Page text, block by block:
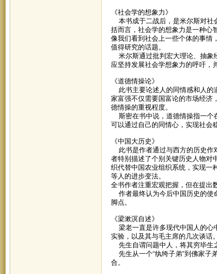
《社会学的想象力》
本书成于二战后，是米尔斯对社
括而言，社会学的想象力是一种心
像我们看到社会上一些个体的事情
值得研究的话题。
米尔斯通过批判宏大理论、抽象
应坚持发展社会学想象力的呼吁，
《道德情操论》
此书主要论述人的同情感和人的
家富强不仅需要国富论的市场经济
德情操的重视程度。
斯密在书中说，道德情操指一个
可以通过自己的同情心，实现社会
《中国大历史》
此书是作者通过与西方的历史作
者特别描述了个别关键历史人物对
织代替中国农业组织系统，实现一
等人的进步变法。
全书作者注重宏观把握，但在提出
作者最终认为今后中国历史的使
脚点。
《梁漱溟自述》
梁老一直是许多现代中国人的心
实验，以及其与毛主席的几次谈话
先生自谓问题中人，将其穷毕生
先生从一个“纨绔子弟”到佛家子
合。